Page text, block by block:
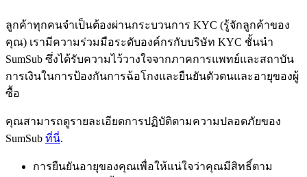
ลูกค้าทุกคนจำเป็นต้องผ่านกระบวนการ KYC (รู้จักลูกค้าของ
คุณ) เรามีความร่วมมือระดับองค์กรกับบริษัท KYC ชั้นนำ
SumSub ซึ่งได้รับความไว้วางใจจากภาคการแพทย์และสถาบัน
การเงินในการป้องกันการฉ้อโกงและยืนยันตัวตนและอายุของผู้
ซื้อ
คุณสามารถดูรายละเอียดการปฏิบัติตามความปลอดภัยของ
SumSub ที่นี่.
การยืนยันอายุของคุณเพื่อให้แน่ใจว่าคุณมีสิทธิ์ตาม